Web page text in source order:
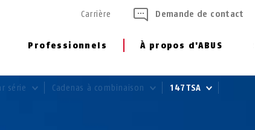
Professionnels À propos d'ABUS
Carrière Demande de contact
série Cadenas à combinaison 147TSA